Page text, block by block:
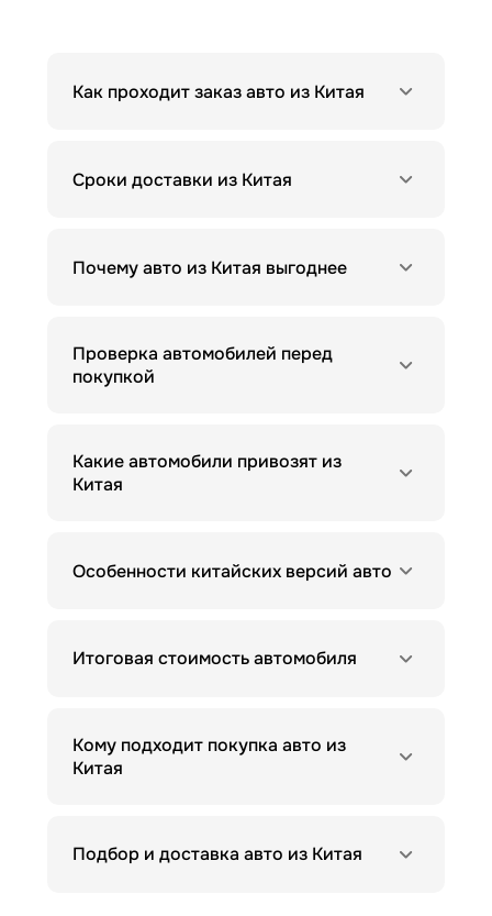
Как проходит заказ авто из Китая
Сроки доставки из Китая
Почему авто из Китая выгоднее
Проверка автомобилей перед
покупкой
Какие автомобили привозят из
Китая
Особенности китайских версий авто
Итоговая стоимость автомобиля
Кому подходит покупка авто из
Китая
Подбор и доставка авто из Китая